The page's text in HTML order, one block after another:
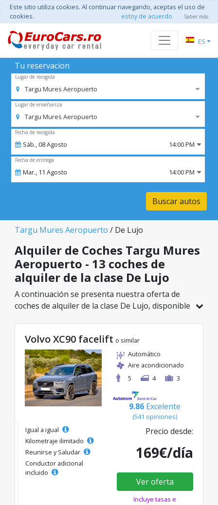
Este sitio utiliza cookies. Al continuar navegando, aceptas el uso de
cookies.
estoy de acuerdo Saber más
ES
Tu reservacion
Lugar de recogida
Targu Mures Aeropuerto
Lugar de enseñanza
Targu Mures Aeropuerto
Fecha de recogida
Sáb.,08Agosto 14:00 PM
Fecha de entrega
Mar., 11 Agosto 14:00 PM
Buscar autos
Targu Mures Aeropuerto / De Lujo
Alquiler de Coches Targu Mures
Aeropuerto - 13 coches de
alquiler de la clase De Lujo
A continuación se presenta nuestra oferta de
coches de alquiler de la clase De Lujo, disponible
modelo ideal de la categoría seleccionada, con
tarifas excelentes desde solo 55€/día.
Volvo XC90 facelift o similar
Automático
Aire acondicionado
5
4 3
9.86 Excelente
(541 opiniones)
Igual a igual
Kilometraje ilimitado
Reunirse y Saludar
Conductor adicional
incluido
Precio desde:
169€/día
Ver oferta
Incluye tasas e